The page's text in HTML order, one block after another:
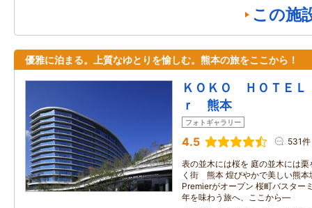
この施
優雅に泊まる。上質なゆとりを愉しむ。熊本の旅をここから！
ＫＯＫＯ ＨＯＴＥ
ｒ 熊本
フォトギャラリー
4.5 531件
表の並木には桜を 庭の並木には
く街 熊本 煌びやかで美しい熊本
Premierがオープン 桜町バスター
年を味わう旅へ、ここから―